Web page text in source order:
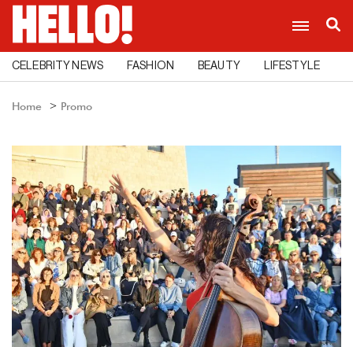
CELEBRITY NEWS FASHION BEAUTY LIFESTYLE
Home Promo